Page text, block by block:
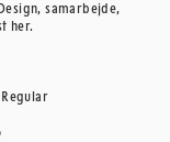
samarbejde,
her.